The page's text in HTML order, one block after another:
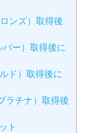
ンズ）取得後
ー）取得後に
ド）取得後に
ラチナ）取得後
ト